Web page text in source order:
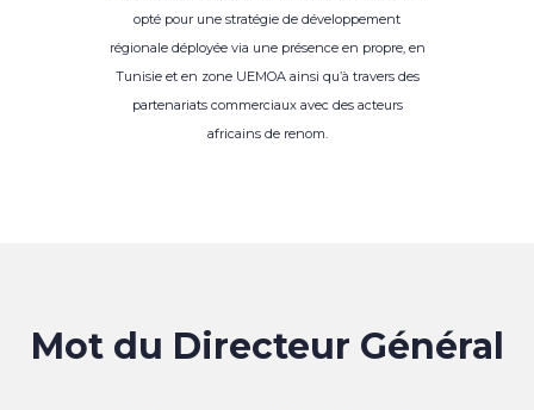
opté pour une stratégie de développement
régionale déployée via une présence en propre, en
Tunisie et en zone UEMOA ainsi qu’à travers des
partenariats commerciaux avec des acteurs
africains de renom.
Mot du Directeur Général